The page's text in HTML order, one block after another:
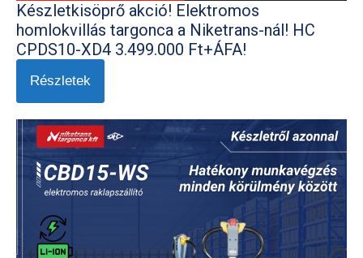
Készletkisöprő akció! Elektromos
homlokvillás targonca a Niketrans-nál! HC
CPDS10-XD4 3.499.000 Ft+ÁFA!
Részletek